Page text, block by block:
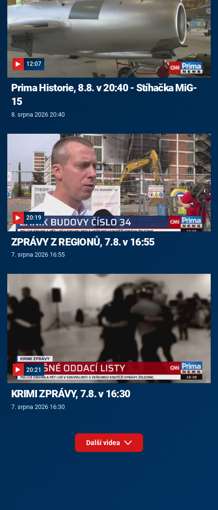
12:07
Prima Historie, 8.8. v 20:40 - Stíhačka MiG-
15
8. srpna 2026 20:40
20:19
ZPRÁVY Z REGIONŮ, 7.8. v 16:55
7. srpna 2026 16:55
20:21
KRIMI ZPRÁVY, 7.8. v 16:30
7. srpna 2026 16:30
Další videa